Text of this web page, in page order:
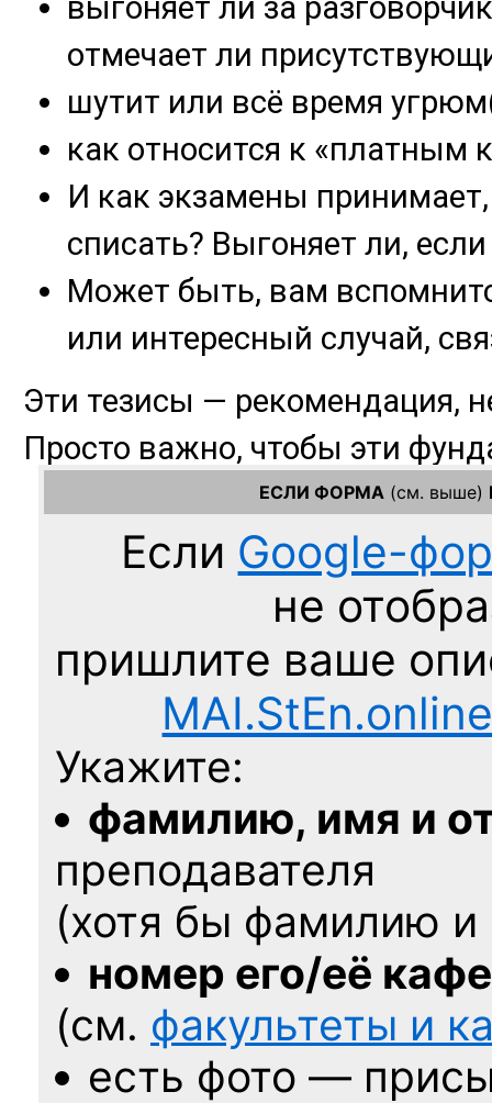
ЕСЛИ ФОРМА (см. выше)
Если Google-
не
пришлите ваше
Укажите:
фамилию, имя и
преподавателя
(хотя бы фамилию
номер его/её
(см. факультеты и
есть фото —